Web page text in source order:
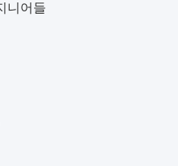
니어들